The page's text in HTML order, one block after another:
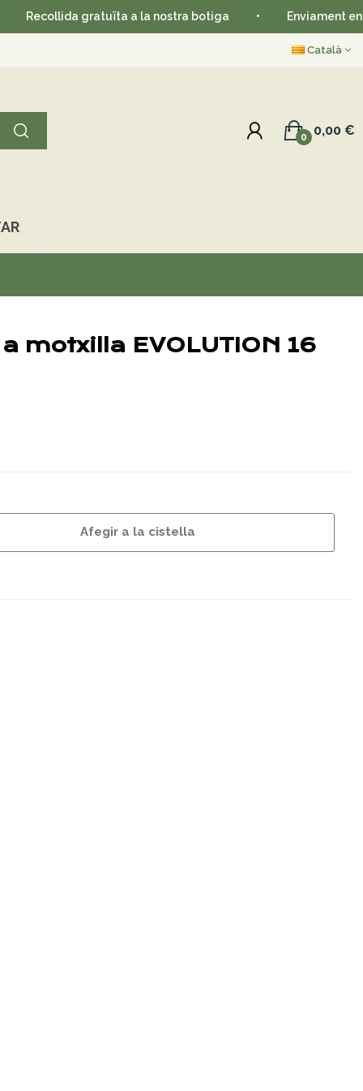
gratuïta a la nostra botiga • Enviament en 24-
Català
0,00 €
0
motxilla EVOLUTION 16
Afegir a la cistella